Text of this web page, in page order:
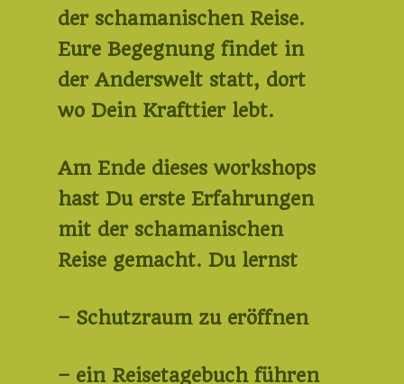
der schamanischen Reise.
Eure Begegnung findet in
der Anderswelt statt, dort
wo Dein Krafttier lebt.
Am Ende dieses workshops
hast Du erste Erfahrungen
mit der schamanischen
Reise gemacht. Du lernst
– Schutzraum zu eröffnen
– ein Reisetagebuch führen